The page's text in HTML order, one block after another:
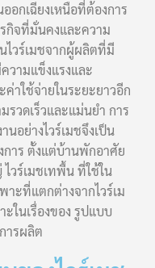
อกเฉียงเหนือที่ต้องการ
กิจที่มั่นคงและความ
ไวร์เมชจากผู้ผลิตที่มี
วามแข็งแรงและ
าใช้จ่ายในระยะยาวอีก
รวดเร็วและแม่นยำ การ
อย่างไวร์เมชจึงเป็น
าร ตั้งแต่บ้านพักอาศัย
วร์เมชเทพื้น ที่ใช้ใน
ะที่แตกต่างจากไวร์เม
ในเรื่องของ รูปแบบ
ารผลิต